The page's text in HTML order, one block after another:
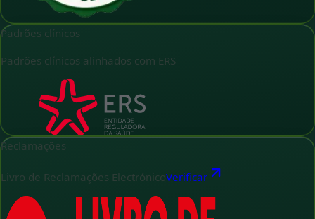
Padrões clínicos
Padrões clínicos alinhados com ERS
Reclamações
Livro de Reclamações ElectrónicoVerificar